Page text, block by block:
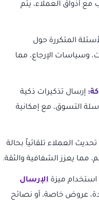
أذواق العملاء، يتم
المتكررة حول
وسياسات الإرجاع، مما
إرسال تذكيرات ذكية
التسوق، مع إمكانية
تحديث العملاء تلقائياً بحالة
مما يعزز الشفافية والثقة.
استخدام ميزة الإرسال
عروض خاصة، أو نصائح